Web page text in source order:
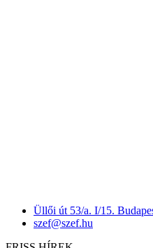
Üllői út 53/a. I/15.
szef@szef.hu